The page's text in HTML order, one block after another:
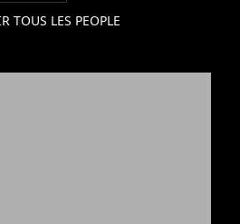
TOUS LES PEOPLE